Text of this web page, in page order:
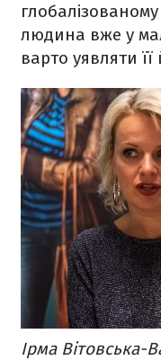
людина вже у
варто уявляти
Ірма Вітовська-